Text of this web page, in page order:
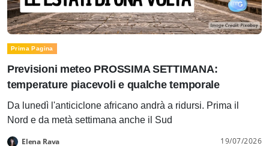
Prima Pagina
Previsioni meteo PROSSIMA SETTIMANA:
temperature piacevoli e qualche temporale
Da lunedì l'anticiclone africano andrà a ridursi. Prima il
Nord e da metà settimana anche il Sud
Elena Rava 19/07/2026